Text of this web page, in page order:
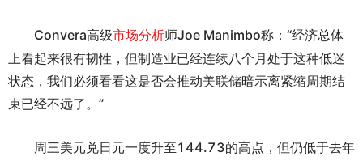
Convera高级市场分析师Joe Manimbo称：“经济总体
上看起来很有韧性，但制造业已经连续八个月处于这种低迷
状态，我们必须看看这是否会推动美联储暗示离紧缩周期结
束已经不远了。”
周三美元兑日元一度升至144.73的高点，但仍低于去年